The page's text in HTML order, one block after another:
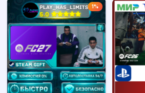
Купить 1%